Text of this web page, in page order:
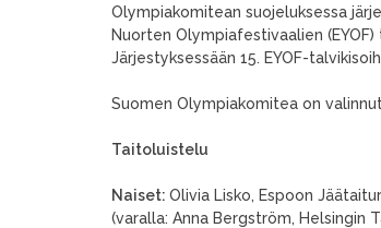
Olympiakomitean suojeluksessa
Nuorten Olympiafestivaalien
Järjestyksessään 15. EYOF-
Suomen Olympiakomitea on
Taitoluistelu
Naiset: Olivia Lisko, Espoon
(varalla: Anna Bergström, Helsingin